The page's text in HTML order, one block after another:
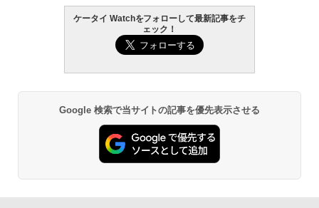
ケータイ Watchをフォローして最新記事をチ
ェック！
Google 検索で当サイトの記事を優先表示させる